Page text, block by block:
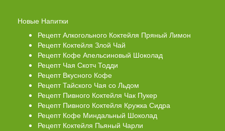
Новые Напитки
Рецепт Алкогольного Коктейля Пряный Лимон
Рецепт Коктейля Злой Чай
Рецепт Кофе Апельсиновый Шоколад
Рецепт Чая Скотч Тодди
Рецепт Вкусного Кофе
Рецепт Тайского Чая со Льдом
Рецепт Пивного Коктейля Чак Пукер
Рецепт Пивного Коктейля Кружка Сидра
Рецепт Кофе Миндальный Шоколад
Рецепт Коктейля Пьяный Чарли